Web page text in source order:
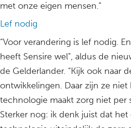
met onze eigen mensen.”
Lef nodig
“Voor verandering is lef nodig.
heeft Sensire wel”, aldus de
de Gelderlander. “Kijk ook naar
ontwikkelingen. Daar zijn ze niet
technologie maakt zorg niet per
Sterker nog: ik denk juist dat